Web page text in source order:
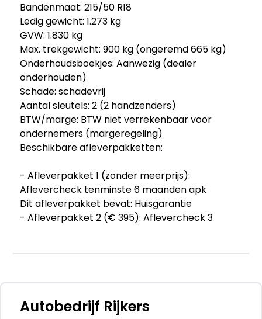
Bandenmaat: 215/50 R18
Ledig gewicht: 1.273 kg
GVW: 1.830 kg
Max. trekgewicht: 900 kg (ongeremd 665 kg)
Onderhoudsboekjes: Aanwezig (dealer
onderhouden)
Schade: schadevrij
Aantal sleutels: 2 (2 handzenders)
BTW/marge: BTW niet verrekenbaar voor
ondernemers (margeregeling)
Beschikbare afleverpakketten:
- Afleverpakket 1 (zonder meerprijs):
Aflevercheck tenminste 6 maanden apk
Dit afleverpakket bevat: Huisgarantie
- Afleverpakket 2 (€ 395): Aflevercheck 3
- Afleverpakket 3 (€ 995): Afleverbeurt Nieuwe
apk 12 maanden bovag garantie minimaal 1/4
tank brandstof Professionele poetsbeurt. Accu
Autobedrijf Rijkers